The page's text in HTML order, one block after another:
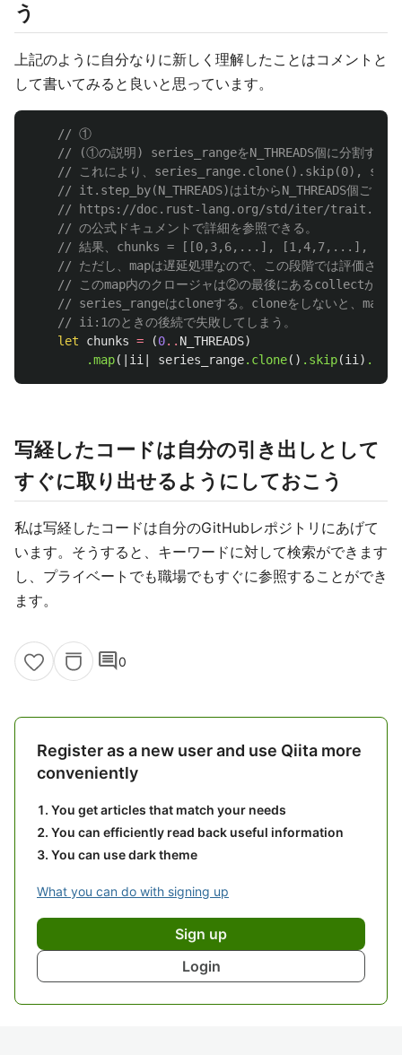
う
上記のように自分なりに新しく理解したことはコメントと
して書いてみると良いと思っています。
// ①
// (①の説明) series_rangeをN_THREADS個に分割す
// これにより、series_range.clone().skip(0),
// it.step_by(N_THREADS)はitからN_THREADS個ごとに
// https://doc.rust-lang.org/std/iter/
// の公式ドキュメントで詳細を参照できる。
// 結果、chunks = [[0,3,6,...], [1,4,7,...],
// ただし、mapは遅延処理なので、この段階では評価され
// このmap内のクロージャは②の最後にあるcollectが呼ば
// series_rangeはcloneする。cloneをしないと、map内
// ii:1のときの後続で失敗してしまう。
let
chunks = (0.. N_THREADS)
.map(| ii series_range.clone() .skip(ii )
写経したコードは自分の引き出しとして
すぐに取り出せるようにしておこう
私は写経したコードは自分のGitHubレポジトリにあげて
います。そうすると、キーワードに対して検索ができます
し、プライベートでも職場でもすぐに参照することができ
ます。
comment0
Register as a new user and use Qiita more
conveniently
You get articles that match your needs
You can efficiently read back useful information
You can use dark theme
What you can do with signing up
Sign up
Login